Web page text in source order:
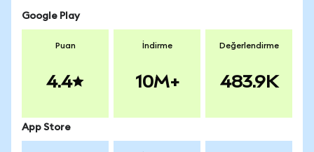
Google Play
Puan
4.4
İndirme
10M+
Değerlendirme
483.9K
App Store